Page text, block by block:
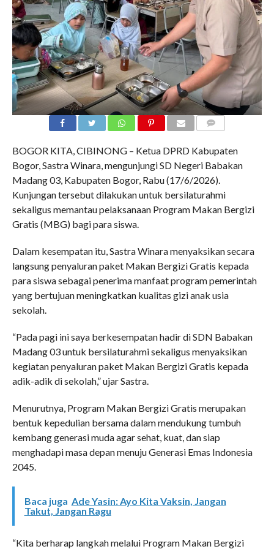
BOGOR KITA, CIBINONG – Ketua DPRD Kabupaten
Bogor, Sastra Winara, mengunjungi SD Negeri Babakan
Madang 03, Kabupaten Bogor, Rabu (17/6/2026).
Kunjungan tersebut dilakukan untuk bersilaturahmi
sekaligus memantau pelaksanaan Program Makan Bergizi
Gratis (MBG) bagi para siswa.
Dalam kesempatan itu, Sastra Winara menyaksikan secara
langsung penyaluran paket Makan Bergizi Gratis kepada
para siswa sebagai penerima manfaat program pemerintah
yang bertujuan meningkatkan kualitas gizi anak usia
sekolah.
“Pada pagi ini saya berkesempatan hadir di SDN Babakan
Madang 03 untuk bersilaturahmi sekaligus menyaksikan
kegiatan penyaluran paket Makan Bergizi Gratis kepada
adik-adik di sekolah,” ujar Sastra.
Menurutnya, Program Makan Bergizi Gratis merupakan
bentuk kepedulian bersama dalam mendukung tumbuh
kembang generasi muda agar sehat, kuat, dan siap
menghadapi masa depan menuju Generasi Emas Indonesia
2045.
Baca juga Ade Yasin: Ayo Kita Vaksin, Jangan
Takut, Jangan Ragu
“Kita berharap langkah melalui Program Makan Bergizi